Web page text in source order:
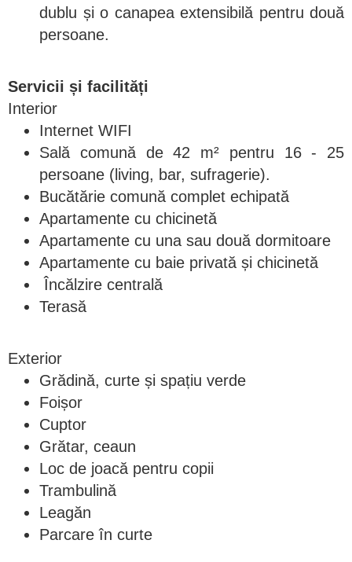
dublu și o canapea extensibilă pentru două
persoane.
Servicii și facilități
Interior
Internet WIFI
Sală comună de 42 m² pentru 16 - 25
persoane (living, bar, sufragerie).
Bucătărie comună complet echipată
Apartamente cu chicinetă
Apartamente cu una sau două dormitoare
Apartamente cu baie privată și chicinetă
Încălzire centrală
Terasă
Exterior
Grădină, curte și spațiu verde
Foișor
Cuptor
Grătar, ceaun
Loc de joacă pentru copii
Trambulină
Leagăn
Parcare în curte